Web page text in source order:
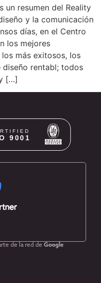
un resumen del Reality
y la comunicación
días, en el Centro
los mejores
más exitosos, los
diseño rentabl; todos
[…]
de la red de Google